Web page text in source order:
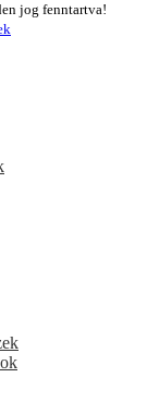
jog fenntartva!